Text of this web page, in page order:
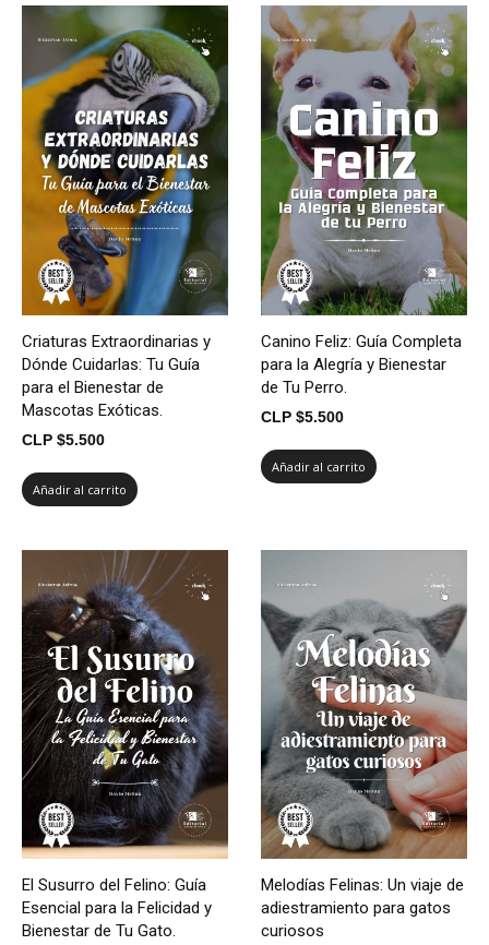
Criaturas Extraordinarias y
Dónde Cuidarlas: Tu Guía
para el Bienestar de
Mascotas Exóticas.
CLP $5.500
Añadir al carrito
Canino Feliz: Guía Completa
para la Alegría y Bienestar
de Tu Perro.
CLP $5.500
Añadir al carrito
El Susurro del Felino: Guía
Esencial para la Felicidad y
Bienestar de Tu Gato.
Melodías Felinas: Un viaje de
adiestramiento para gatos
curiosos